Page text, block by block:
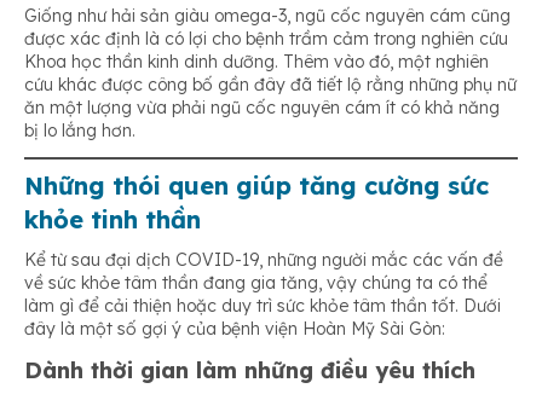
Giống như hải sản giàu omega-3, ngũ cốc nguyên cám cũng
được xác định là có lợi cho bệnh trầm cảm trong nghiên cứu
Khoa học thần kinh dinh dưỡng. Thêm vào đó, một nghiên
cứu khác được công bố gần đây đã tiết lộ rằng những phụ nữ
ăn một lượng vừa phải ngũ cốc nguyên cám ít có khả năng
bị lo lắng hơn.
Những thói quen giúp tăng cường sức
khỏe tinh thần
Kể từ sau đại dịch COVID-19, những người mắc các vấn đề
về sức khỏe tâm thần đang gia tăng, vậy chúng ta có thể
làm gì để cải thiện hoặc duy trì sức khỏe tâm thần tốt. Dưới
đây là một số gợi ý của bệnh viện Hoàn Mỹ Sài Gòn:
Dành thời gian làm những điều yêu thích